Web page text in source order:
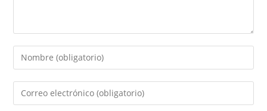
Introducí
tu
nombre
Introducí
tu